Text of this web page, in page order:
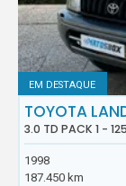
EM DESTAQUE
TOYOTA
3.0 TD PACK 1 -
1998
187.450 km